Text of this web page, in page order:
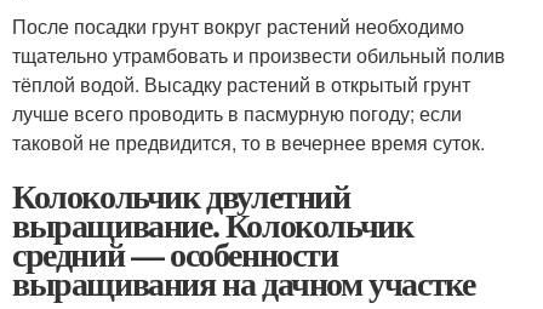
После посадки грунт вокруг растений необходимо
тщательно утрамбовать и произвести обильный полив
тёплой водой. Высадку растений в открытый грунт
лучше всего проводить в пасмурную погоду; если
таковой не предвидится, то в вечернее время суток.
Колокольчик двулетний
выращивание. Колокольчик
средний — особенности
выращивания на дачном участке